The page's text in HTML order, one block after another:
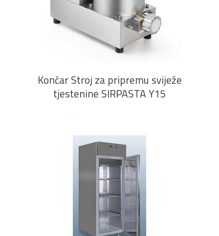
PROČITAJ VIŠE
Končar Stroj za pripremu sviježe
tjestenine SIRPASTA Y15
PROČITAJ VIŠE